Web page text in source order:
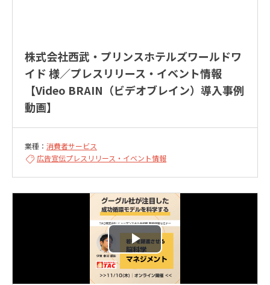
株式会社西武・プリンスホテルズワールドワ
イド 様／プレスリリース・イベント情報
【Video BRAIN（ビデオブレイン）導入事例
動画】
業種： 消費者サービス
広告宣伝プレスリリース・イベント情報